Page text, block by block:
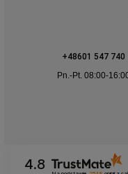
+48601 547 740
Pn.-Pt. 08:00-
4.8